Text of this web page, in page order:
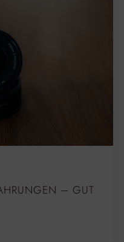
– GUT